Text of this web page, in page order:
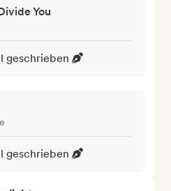
You
geschrieben
geschrieben